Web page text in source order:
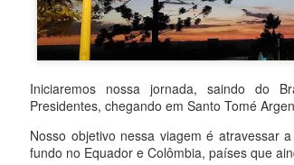
Iniciaremos nossa jornada, saindo do
Presidentes, chegando em Santo Tomé
Nosso objetivo nessa viagem é atravessar
fundo no Equador e Colômbia, países que
no castelo beirava 15 horas e o tour
acabamos visitando apenas os Jardins,